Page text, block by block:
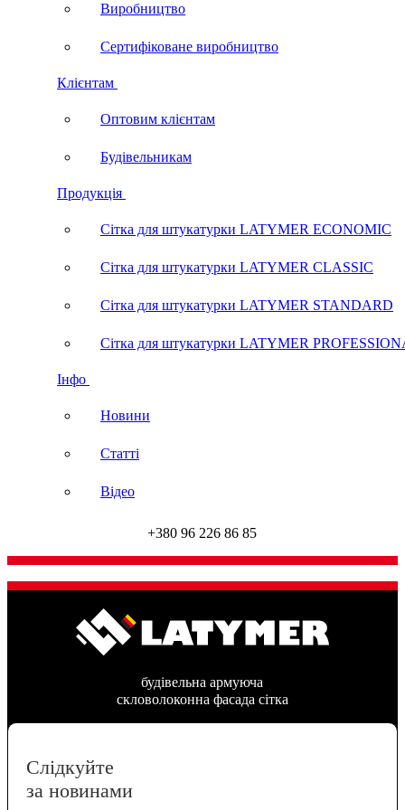
Виробництво
Сертифіковане виробництво
Клієнтам
Оптовим клієнтам
Будівельникам
Продукція
Сітка для штукатурки LATYMER ECONOMIC
Сітка для штукатурки LATYMER CLASSIC
Сітка для штукатурки LATYMER STANDARD
Сітка для штукатурки LATYMER
Інфо
Новини
Статті
Відео
+380 96 226 86 85
будівельна армуюча
скловолоконна фасада сітка
Слідкуйте
за новинами